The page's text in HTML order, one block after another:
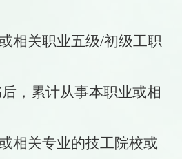
相关职业五级/初级工职
，累计从事本职业或相
相关专业的技工院校或